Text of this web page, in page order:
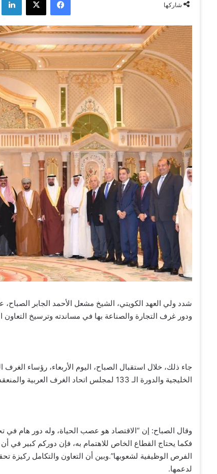
شاركها
شدد ولي العهد الكويتي، الشيخ مشعل الأحمد الجابر
ودور غرف التجارة والصناعة بها في مساندته وترسيخ التعاون
الخليجية والدورة الـ 133 لمجلس اتحاد الغرف العربية والمنعقدين في دولة الكويت.
وقال الصباح: إن “الاقتصاد هو عصب الحياة، وله دور هام في
فكما يحتاج القطاع الخاص للاهتمام به، فإن دوركم كبير في
الفرص الوظيفية لشعوبها”.وبين أن التعاون والتكامل ركيزة
لدعمها.